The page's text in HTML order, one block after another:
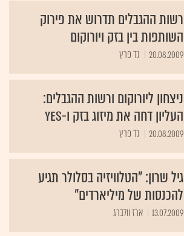
רשות ההגבלים תדרוש את פירוק
השותפות בין בזק ויורוקום
20.08.2009 גד פרץ
ניצחון ליורוקום ורשות ההגבלים:
העליון דחה את מיזוג בזק ו-yes
20.08.2009 גד פרץ
גיל שרון: "הטלוויזיה בסלולר תגיע
להכנסות של מיליארדים"
13.07.2009 ארז וולברג